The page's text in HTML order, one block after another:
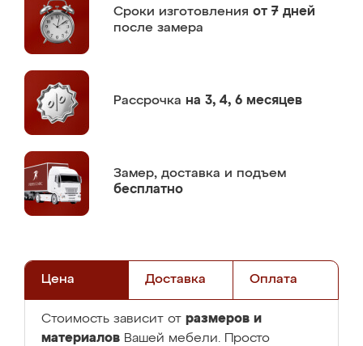
Сроки изготовления от 7 дней
после замера
Рассрочка на 3, 4, 6 месяцев
Замер, доставка и подъем
бесплатно
Цена Доставка Оплата
Стоимость зависит от размеров и
материалов Вашей мебели. Просто